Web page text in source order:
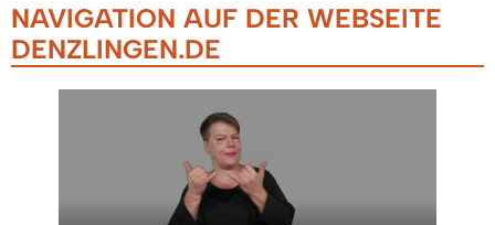
NAVIGATION AUF DER WEBSEITE
DENZLINGEN.DE